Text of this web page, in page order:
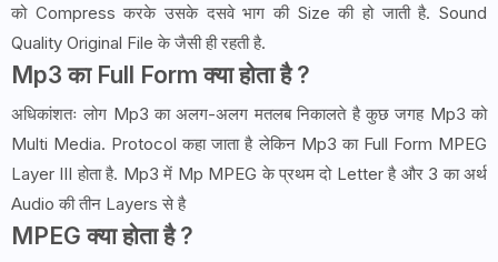
को Compress करके उसके दसवे भाग की Size की हो जाती है. Sound
Quality Original File के जैसी ही रहती है.
Mp3 का Full Form क्या होता है ?
अधिकांशतः लोग Mp3 का अलग-अलग मतलब निकालते है कुछ जगह Mp3 को
Multi Media. Protocol कहा जाता है लेकिन Mp3 का Full Form MPEG
Layer III होता है. Mp3 में Mp MPEG के प्रथम दो Letter है और 3 का अर्थ
Audio की तीन Layers से है
MPEG क्या होता है ?